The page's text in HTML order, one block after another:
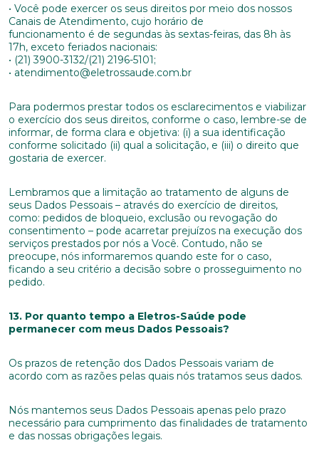
• Você pode exercer os seus direitos por meio dos nossos
Canais de Atendimento, cujo horário de
funcionamento é de segundas às sextas-feiras, das 8h às
17h, exceto feriados nacionais:
• (21) 3900-3132/(21) 2196-5101;
• atendimento@eletrossaude.com.br
Para podermos prestar todos os esclarecimentos e viabilizar
o exercício dos seus direitos, conforme o caso, lembre-se de
informar, de forma clara e objetiva: (i) a sua identificação
conforme solicitado (ii) qual a solicitação, e (iii) o direito que
gostaria de exercer.
Lembramos que a limitação ao tratamento de alguns de
seus Dados Pessoais – através do exercício de direitos,
como: pedidos de bloqueio, exclusão ou revogação do
consentimento – pode acarretar prejuízos na execução dos
serviços prestados por nós a Você. Contudo, não se
preocupe, nós informaremos quando este for o caso,
ficando a seu critério a decisão sobre o prosseguimento no
pedido.
13. Por quanto tempo a Eletros-Saúde pode
permanecer com meus Dados Pessoais?
Os prazos de retenção dos Dados Pessoais variam de
acordo com as razões pelas quais nós tratamos seus dados.
Nós mantemos seus Dados Pessoais apenas pelo prazo
necessário para cumprimento das finalidades de tratamento
e das nossas obrigações legais.
Estado Civil
Escolaridade
Sexo
Masculino
Feminino Outros
Anexar currículo*